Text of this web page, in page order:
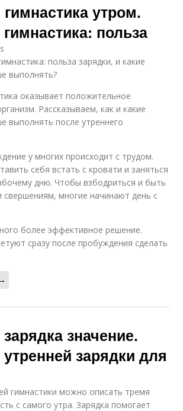
утром.
польза
польза зарядки, и какие
выполнять?
оказывает положительное
Рассказываем, как и какие
выполнять после утреннего
у многих происходит с трудом.
себя встать с кровати и заняться
дню. Чтобы взбодриться и быть
многие начинают день с
более эффективное решение.
сразу после пробуждения сделать
значение.
зарядки для
гимнастики можно описать тремя
с самого утра. Зарядка помогает